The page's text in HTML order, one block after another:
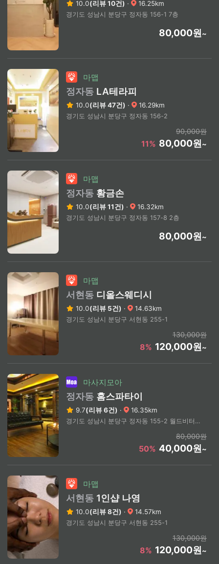
10.0(리뷰 10건) · 16.25km
경기도 성남시 분당구 정자동 156-1 7층
80,000원~
마맵
정자동 LA테라피
10.0(리뷰 47건) · 16.29km
경기도 성남시 분당구 정자동 156-2
90,000원
11% 80,000원~
마맵
정자동 황금손
10.0(리뷰 11건) · 16.32km
경기도 성남시 분당구 정자동 157-8 2층
80,000원~
마맵
서현동 디올스웨디시
10.0(리뷰 5건) · 14.63km
경기도 성남시 분당구 서현동 255-1
130,000원
8% 120,000원~
마사지모아
정자동 홈스파타이
9.7(리뷰 6건) · 16.35km
경기도 성남시 분당구 정자동 155-2 월드비터 4층
80,000원
50% 40,000원~
마맵
서현동 1인샵 나영
10.0(리뷰 8건) · 14.57km
경기도 성남시 분당구 서현동 255-1
130,000원
8% 120,000원~